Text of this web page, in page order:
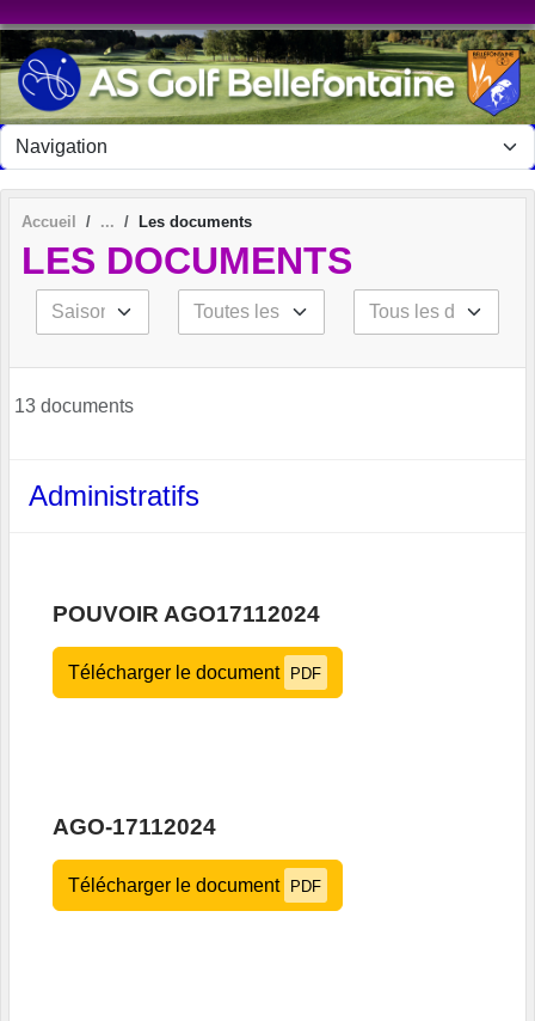
Accueil Les documents
LES DOCUMENTS
13 documents
Administratifs
POUVOIR AGO17112024
Télécharger le document PDF
AGO-17112024
Télécharger le document PDF